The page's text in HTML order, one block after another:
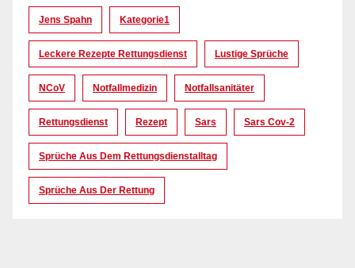
Jens Spahn Kategorie1
Leckere Rezepte Rettungsdienst Lustige Sprüche
NCoV Notfallmedizin Notfallsanitäter
Rettungsdienst Rezept Sars Sars Cov-2
Sprüche Aus Dem Rettungsdienstalltag
Sprüche Aus Der Rettung